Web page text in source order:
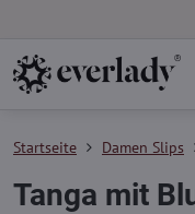
Startseite Damen Slips
Tanga mit